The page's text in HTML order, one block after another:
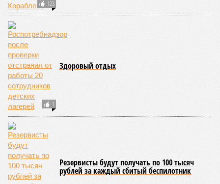
официальную систему спортивных званий и
ведомственных знаков отличия, закрепив
соответствующие положения и образцы наградных
атрибутов на уровне правительства субъекта. Согласно
обнародованным материалам, введены удостоверения и
нагрудные знаки мастера спорта Чувашии международного
класса по керешу, а также мастера спорта Чувашии.
Параллельно с этим разработана полная разрядная сетка
по керешу, охватывающая все ступени от третьего
юношеского разряда до уровня кандидата в мастера
спорта. Такая структура призвана обеспечить системность
в подготовке юных атлетов и создать чёткие ориентиры
для последовательного повышения их квалификации.
Керешу представляет собой традиционное единоборство,
уходящее корнями в культуру чувашского народа. Схватка
проходит следующим образом: соперники располагаются